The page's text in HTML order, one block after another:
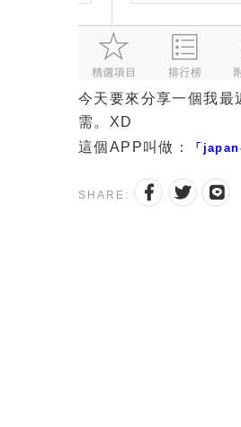
今天要來分享一個我最
需。XD
這個APP叫做：
「
SHARE: